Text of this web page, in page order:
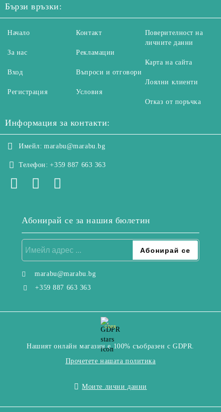
Бързи връзки:
Начало
За нас
Вход
Регистрация
Контакт
Рекламации
Въпроси и отговори
Условия
Поверителност на
личните данни
Карта на сайта
Лоялни клиенти
Отказ от поръчка
Информация за контакти:
Имейл: marabu@marabu.bg
Телефон: +359 887 663 363
Абонирай се за нашия бюлетин
marabu@marabu.bg
+359 887 663 363
GDPR
Нашият онлайн магазин е 100% съобразен с GDPR.
Прочетете нашата политика
Моите лични данни